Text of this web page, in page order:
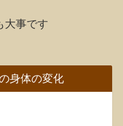
大事です
身体の変化